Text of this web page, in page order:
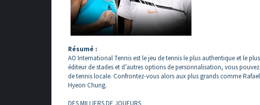
Résumé :
AO International Tennis est le jeu de tennis le plus authentique et le
éditeur de stades et d’autres options de personnalisation, vous
de tennis locale. Confrontez-vous alors aux plus grands comme
Hyeon Chung.
DES MILLIERS DE JOUEURS